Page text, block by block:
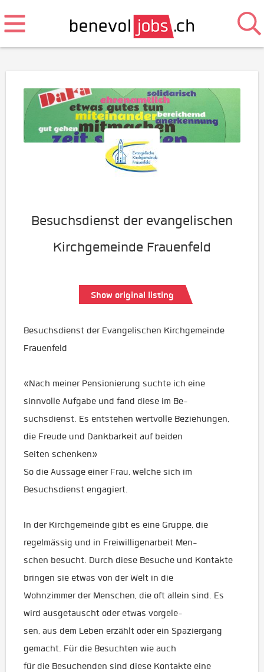
Besuchsdienst der evangelischen
Kirchgemeinde Frauenfeld
Show original listing
Besuchsdienst der Evangelischen Kirchgemeinde
Frauenfeld
«Nach meiner Pensionierung suchte ich eine
sinnvolle Aufgabe und fand diese im Be-
suchsdienst. Es entstehen wertvolle Beziehungen,
die Freude und Dankbarkeit auf beiden
Seiten schenken»
So die Aussage einer Frau, welche sich im
Besuchsdienst engagiert.
In der Kirchgemeinde gibt es eine Gruppe, die
regelmässig und in Freiwilligenarbeit Men-
schen besucht. Durch diese Besuche und Kontakte
bringen sie etwas von der Welt in die
Wohnzimmer der Menschen, die oft allein sind. Es
wird ausgetauscht oder etwas vorgele-
sen, aus dem Leben erzählt oder ein Spaziergang
gemacht. Für die Besuchten wie auch
für die Besuchenden sind diese Kontakte eine